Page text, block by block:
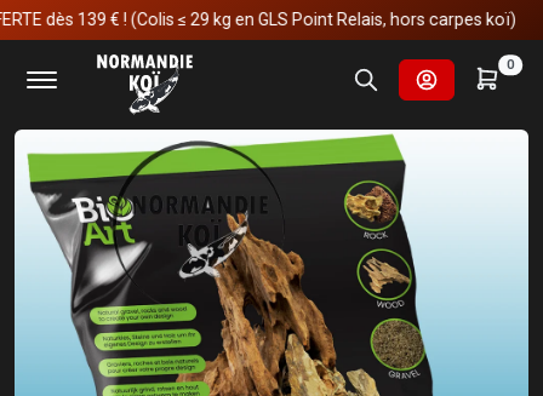
dès 139 € ! (Colis ≤ 29 kg en GLS Point Relais, hors carpes koï)
0
Accueil Aquariophilie
Aquascaping / Bio Art
SuperFish BIO ART HONEYCOMB BOIS SAC 400 GR